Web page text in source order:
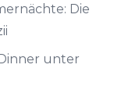
Die
unter